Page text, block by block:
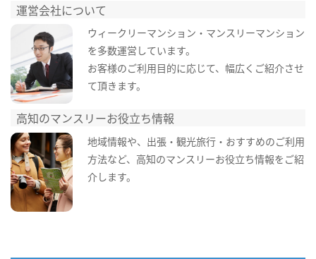
運営会社について
ウィークリーマンション・マンスリーマンション
を多数運営しています。
お客様のご利用目的に応じて、幅広くご紹介させ
て頂きます。
高知のマンスリーお役立ち情報
地域情報や、出張・観光旅行・おすすめのご利用
方法など、高知のマンスリーお役立ち情報をご紹
介します。